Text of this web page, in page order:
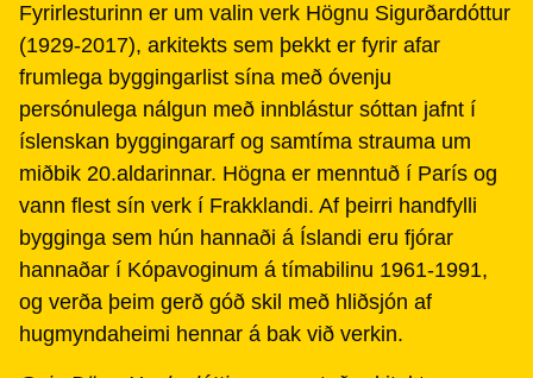
Fyrirlesturinn er um valin verk Högnu Sigurðardóttur
(1929-2017), arkitekts sem þekkt er fyrir afar
frumlega byggingarlist sína með óvenju
persónulega nálgun með innblástur sóttan jafnt í
íslenskan byggingararf og samtíma strauma um
miðbik 20.aldarinnar. Högna er menntuð í París og
vann flest sín verk í Frakklandi. Af þeirri handfylli
bygginga sem hún hannaði á Íslandi eru fjórar
hannaðar í Kópavoginum á tímabilinu 1961-1991,
og verða þeim gerð góð skil með hliðsjón af
hugmyndaheimi hennar á bak við verkin.